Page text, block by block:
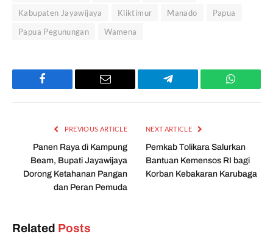
Kabupaten Jayawijaya
Kliktimur Manado
Papua
Papua Pegunungan
Wamena
Facebook Email Telegram
PREVIOUS ARTICLE
Panen Raya di Kampung
Beam, Bupati Jayawijaya
Dorong Ketahanan Pangan
dan Peran Pemuda
NEXT ARTICLE
Pemkab Tolikara Salurkan
Bantuan Kemensos RI bagi
Korban Kebakaran Karubaga
Related Posts